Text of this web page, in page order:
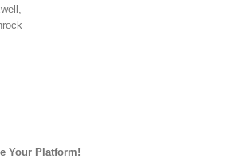
Your Platform!